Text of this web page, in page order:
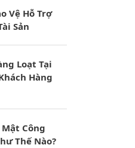
Vệ Hỗ Trợ
Sản
Loạt Tại
Hàng
Công
Thế Nào?